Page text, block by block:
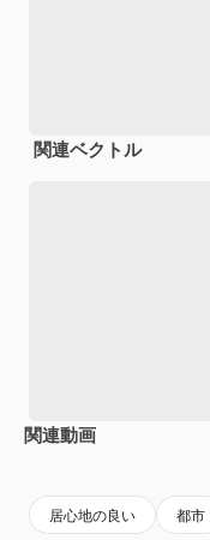
関連ベクトル
関連動画
居心地の良い 都市